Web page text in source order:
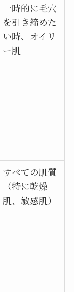
一時的に毛穴
を引き締めた
い時、オイリ
ー肌
すべての肌質
（特に乾燥
肌、敏感肌）